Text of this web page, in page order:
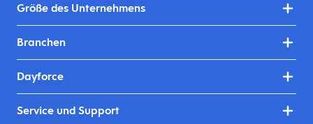
Größe des Unternehmens
Branchen
Dayforce
Service und Support